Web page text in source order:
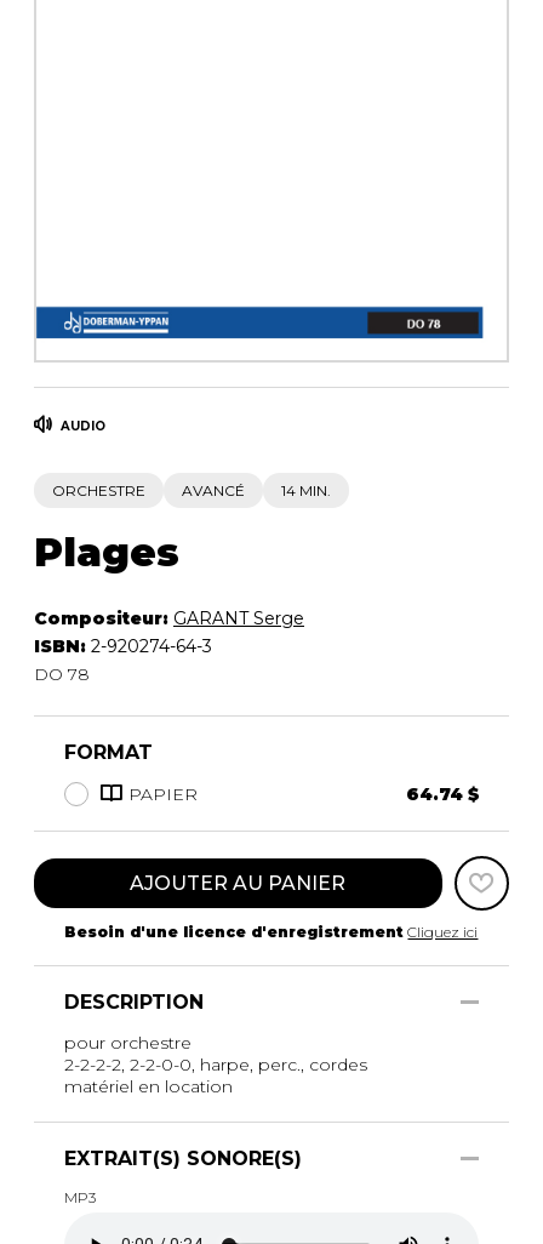
AUDIO
ORCHESTRE AVANCÉ 14 MIN.
Plages
Compositeur: GARANT Serge
ISBN: 2-920274-64-3
DO 78
FORMAT
PAPIER 64.74 $
AJOUTER AU PANIER
Besoin d'une licence d'enregistrement Cliquez ici
DESCRIPTION
pour orchestre
2-2-2-2, 2-2-0-0, harpe, perc., cordes
matériel en location
EXTRAIT(S) SONORE(S)
MP3